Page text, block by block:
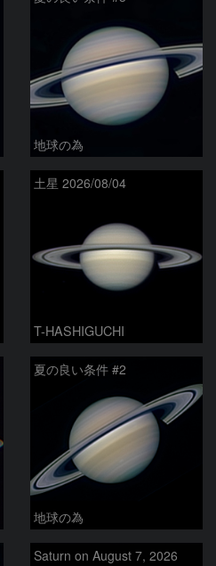
地球の為
土星 2026/08/04
T-HASHIGUCHI
夏の良い条件 #2
地球の為
Saturn on August 7, 2026